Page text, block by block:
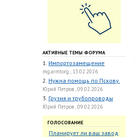
АКТИВНЫЕ ТЕМЫ ФОРУМА
1. Импортозамещение
mg.armtorg , 13.02.2026
2. Нужна помощь по Пскову.
Юрий Петров , 09.02.2026
3. Грузия и трубопроводы
Юрий Петров , 09.02.2026
ГОЛОСОВАНИЕ
Планирует ли ваш завод